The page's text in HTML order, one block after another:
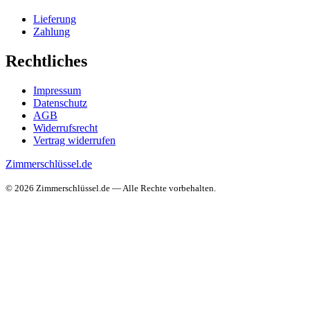
Lieferung
Zahlung
Rechtliches
Impressum
Datenschutz
AGB
Widerrufsrecht
Vertrag widerrufen
Zimmerschlüssel.de
© 2026 Zimmerschlüssel.de — Alle Rechte vorbehalten.